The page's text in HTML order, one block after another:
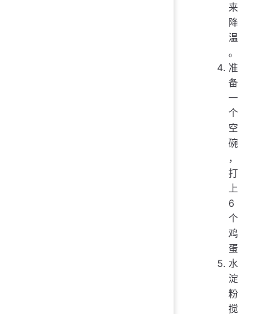
来
降
温
。
准
备
一
个
空
碗
，
打
上
6
个
鸡
蛋
水
淀
粉
搅